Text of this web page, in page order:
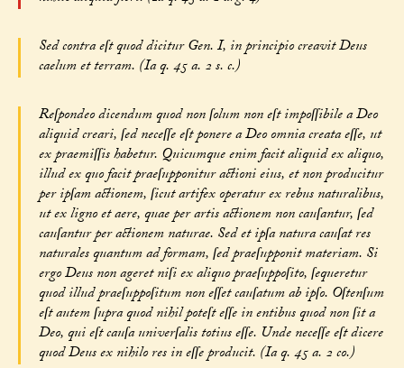
Sed contra eſt quod dicitur Gen. I, in principio creavit Deus
caelum et terram. (Ia q. 45 a. 2 s. c.)
Reſpondeo dicendum quod non ſolum non eſt impoſſibile a Deo
aliquid creari, ſed neceſſe eſt ponere a Deo omnia creata eſſe, ut
ex praemiſſis habetur. Quicumque enim facit aliquid ex aliquo,
illud ex quo facit praeſupponitur actioni eius, et non producitur
per ipſam actionem, ſicut artifex operatur ex rebus naturalibus,
ut ex ligno et aere, quae per artis actionem non cauſantur, ſed
cauſantur per actionem naturae. Sed et ipſa natura cauſat res
naturales quantum ad formam, ſed praeſupponit materiam. Si
ergo Deus non ageret niſi ex aliquo praeſuppoſito, ſequeretur
quod illud praeſuppoſitum non eſſet cauſatum ab ipſo. Oſtenſum
eſt autem ſupra quod nihil poteſt eſſe in entibus quod non ſit a
Deo, qui eſt cauſa univerſalis totius eſſe. Unde neceſſe eſt dicere
quod Deus ex nihilo res in eſſe producit. (Ia q. 45 a. 2 co.)